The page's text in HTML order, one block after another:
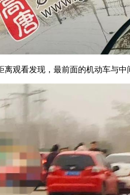
离观看发现，最前面的机动车与